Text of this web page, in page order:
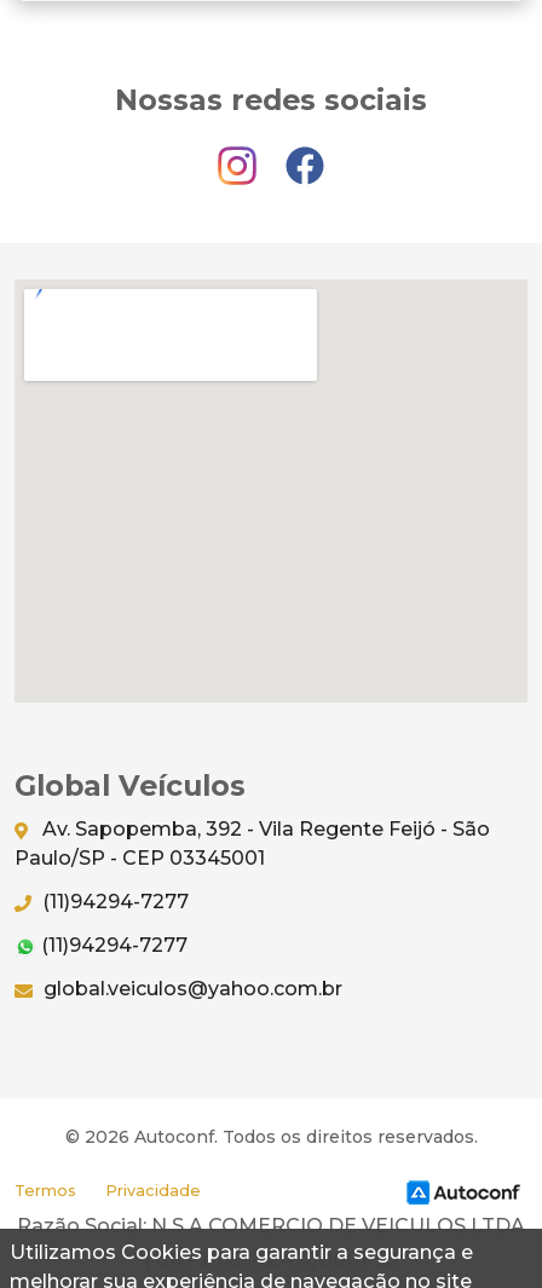
Utilizamos Cookies para garantir a segurança e
melhorar sua experiência de navegação no site
Nossas redes sociais
Global Veículos
Av. Sapopemba, 392 - Vila Regente Feijó - São
Paulo/SP - CEP 03345001
(11)94294-7277
(11)94294-7277
global.veiculos@yahoo.com.br
© 2026 Autoconf. Todos os direitos reservados.
Termos Privacidade
Razão Social: N S A COMERCIO DE VEICULOS LTDA
| CNPJ: 05.142.471/0001-58